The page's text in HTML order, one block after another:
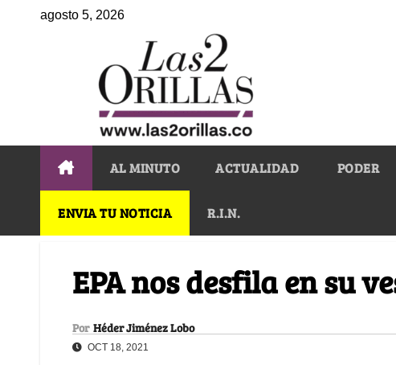
agosto 5, 2026
AL MINUTO ACTUALIDAD PODER
ENVIA TU NOTICIA R.I.N.
EPA nos desfila en su
Por Héder Jiménez Lobo
OCT 18, 2021